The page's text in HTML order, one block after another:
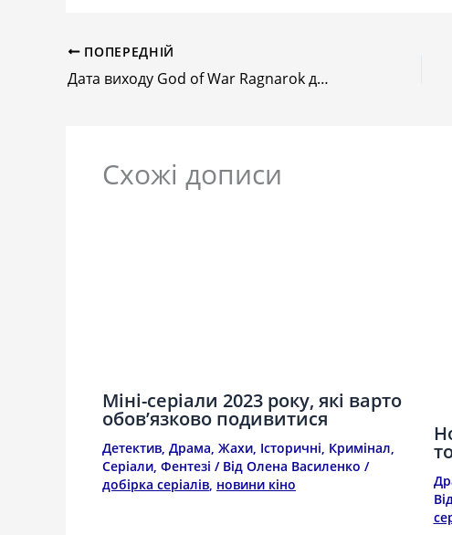
ПОПЕРЕДНІЙ
Дата виходу God of War Ragnarok для ПК буде оголошена найближчим часом – витік
Схожі дописи
Міні-серіали 2023 року, які варто
обов’язково подивитися
Детектив, Драма, Жахи, Історичні, Кримінал,
Серіали, Фентезі / Від Олена Василенко /
добірка серіалів, новини кіно